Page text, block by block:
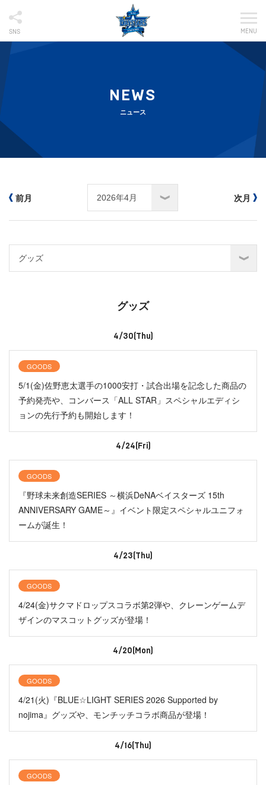
SNS MENU
NEWS
ニュース
前月 次月
グッズ
4/30(Thu)
GOODS
5/1(金)佐野恵太選手の1000安打・試合出場を記念した商品の
予約発売や、コンバース「ALL STAR」スペシャルエディシ
ョンの先行予約も開始します！
4/24(Fri)
GOODS
『野球未来創造SERIES ～横浜DeNAベイスターズ 15th
ANNIVERSARY GAME～』イベント限定スペシャルユニフォ
ームが誕生！
4/23(Thu)
GOODS
4/24(金)サクマドロップスコラボ第2弾や、クレーンゲームデ
ザインのマスコットグッズが登場！
4/20(Mon)
GOODS
4/21(火)『BLUE☆LIGHT SERIES 2026 Supported by
nojima』グッズや、モンチッチコラボ商品が登場！
4/16(Thu)
GOODS